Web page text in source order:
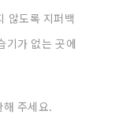
않도록 지퍼백
기가 없는 곳에
주세요.